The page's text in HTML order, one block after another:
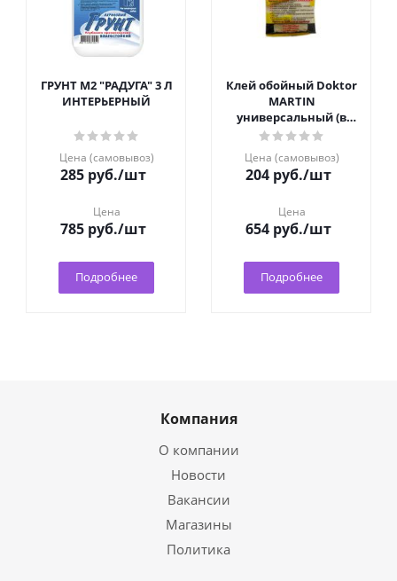
ГРУНТ М2 "РАДУГА" 3 Л
ИНТЕРЬЕРНЫЙ
Цена (самовывоз)
285 руб./шт
Цена
785 руб./шт
Подробнее
Клей обойный Doktor
MARTIN
универсальный (в
пакете) 200г клей (20)
Цена (самовывоз)
204 руб./шт
Цена
654 руб./шт
Подробнее
Компания
О компании
Новости
Вакансии
Магазины
Политика